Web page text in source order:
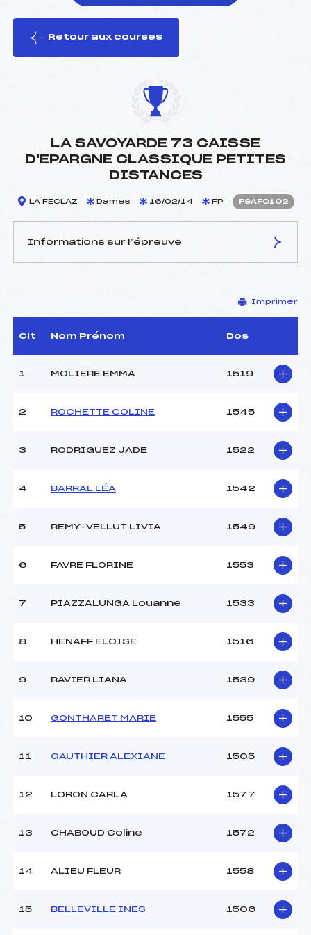
le ski
Retour aux courses
LA SAVOYARDE 73 CAISSE
D'EPARGNE CLASSIQUE PETITES
DISTANCES
LA FECLAZ Dames 16/02/14 FP FSAF0102
Informations sur l’épreuve
MARGUERETTAZ MICHEL
()
D.T Adjoint :
Site de Replis
Point Haut :
Style :
C
Imprimer
Clt Nom Prénom Dos
1 MOLIERE EMMA 1519
2 ROCHETTE COLINE 1545
3 RODRIGUEZ JADE 1522
4 BARRAL LÉA 1542
5 REMY-VELLUT LIVIA 1549
6 FAVRE FLORINE 1553
7 PIAZZALUNGA Louanne 1533
8 HENAFF ELOISE 1516
9 RAVIER LIANA 1539
10 GONTHARET MARIE 1555
11 GAUTHIER ALEXIANE 1505
12 LORON CARLA 1577
13 CHABOUD Coline 1572
14 ALIEU FLEUR 1558
15 BELLEVILLE INES 1506